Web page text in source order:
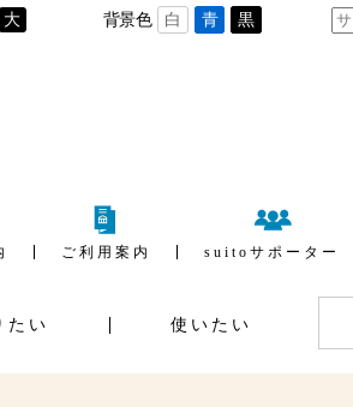
大 背景色 白 青 黒
ギャラリー
ご利用案内
金 ご利用について
suitoサポーター
たい 使いたい